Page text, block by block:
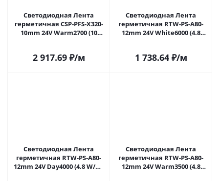
Светодиодная Лента
герметичная CSP-PFS-X320-
10mm 24V Warm2700 (10
2 917.69₽/м
Светодиодная Лента
герметичная RTW-PS-A80-
12mm 24V White6000 (4.8
1 738.64₽/м
Светодиодная Лента
герметичная RTW-PS-A80-
12mm 24V Day4000 (4.8 W/m,
Светодиодная Лента
герметичная RTW-PS-A80-
12mm 24V Warm3500 (4.8